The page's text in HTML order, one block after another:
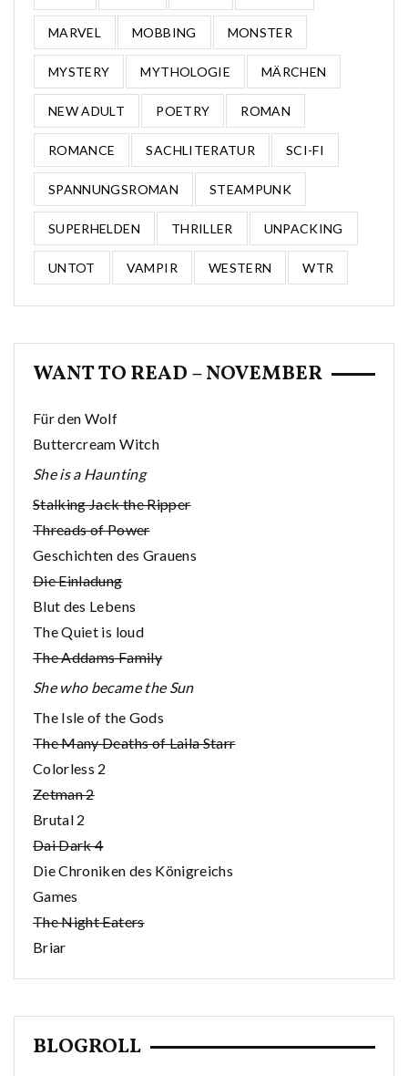
MARVEL MOBBING MONSTER
MYSTERY MYTHOLOGIE MÄRCHEN
NEW ADULT POETRY ROMAN
ROMANCE SACHLITERATUR SCI-FI
SPANNUNGSROMAN STEAMPUNK
SUPERHELDEN THRILLER UNPACKING
UNTOT VAMPIR WESTERN WTR
WANT TO READ – NOVEMBER
Für den Wolf
Buttercream Witch
She is a Haunting
Stalking Jack the Ripper
Threads of Power
Geschichten des Grauens
Die Einladung
Blut des Lebens
The Quiet is loud
The Addams Family
She who became the Sun
The Isle of the Gods
The Many Deaths of Laila Starr
Colorless 2
Zetman 2
Brutal 2
Dai Dark 4
Die Chroniken des Königreichs
Games
The Night Eaters
Briar
BLOGROLL